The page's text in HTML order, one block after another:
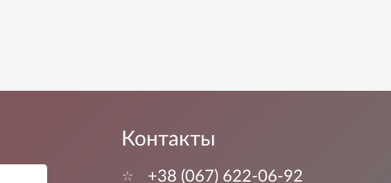
Контакты
+38 (067) 622-06-92